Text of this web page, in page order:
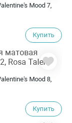
Mood 7,
Купить
Mood 8,
Купить